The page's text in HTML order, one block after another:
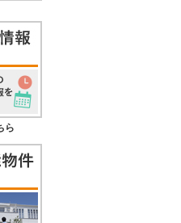
ら